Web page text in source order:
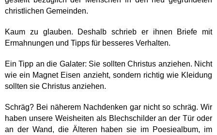
christlichen Gemeinden.
Kaum zu glauben. Deshalb schrieb er ihnen Briefe mit
Ermahnungen und Tipps für besseres Verhalten.
Ein Tipp an die Galater: Sie sollten Christus anziehen. Nicht
wie ein Magnet Eisen anzieht, sondern richtig wie Kleidung
sollten sie Christus anziehen.
Schräg? Bei näherem Nachdenken gar nicht so schräg. Wir
haben unsere Weisheiten als Blechschilder an der Tür oder
an der Wand, die Älteren haben sie im Poesiealbum, im